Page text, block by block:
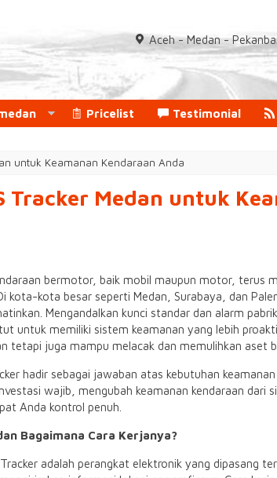
Aceh - Medan -
Pricelist Testimonial
untuk Keamanan Kendaraan Anda
Medan untuk
bermotor, baik mobil maupun motor, terus
kota-kota besar seperti Medan, Surabaya, dan
Mengandalkan kunci standar dan alarm
untuk memiliki sistem keamanan yang lebih
tetapi juga mampu melacak dan memulihkan aset
hadir sebagai jawaban atas kebutuhan
wajib, mengubah keamanan kendaraan dari
Anda kontrol penuh.
Bagaimana Cara Kerjanya?
adalah perangkat elektronik yang dipasang